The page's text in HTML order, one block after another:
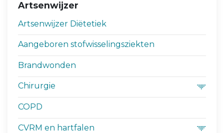
Artsenwijzer
Artsenwijzer Diëtetiek
Aangeboren stofwisselingsziekten
Brandwonden
Chirurgie
COPD
CVRM en hartfalen